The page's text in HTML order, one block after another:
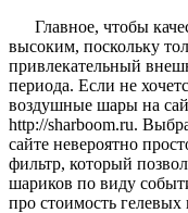
Главное, чтобы
высоким, поскольку
привлекательный
периода. Если не
воздушные шары на
http://sharboom.ru.
сайте невероятно
фильтр, который
шариков по виду
про стоимость гелевых